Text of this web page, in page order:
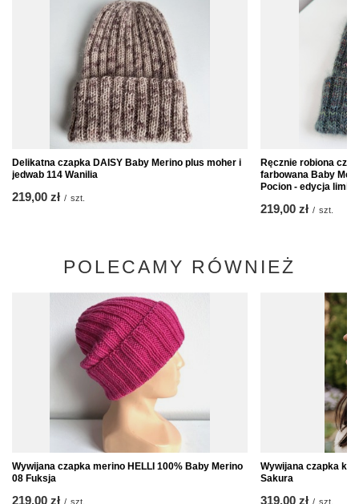
Delikatna czapka DAISY Baby Merino plus moher i
jedwab 114 Wanilia
219,00 zł / szt.
Ręcznie robiona
farbowana Baby
Pocion - edycja
219,00 zł / szt.
POLECAMY RÓWNIEŻ
Wywijana czapka merino HELLI 100% Baby Merino
08 Fuksja
219,00 zł / szt.
Wywijana czapka
Sakura
319,00 zł / szt.